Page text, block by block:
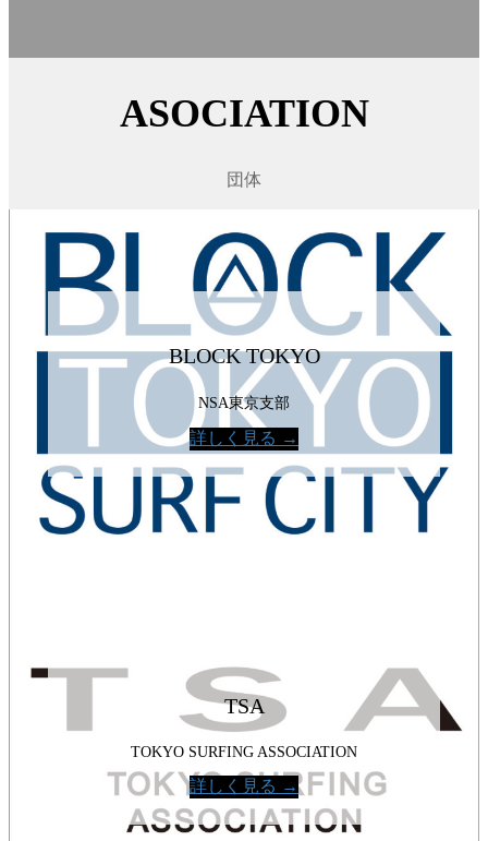
ASOCIATION
団体
BLOCK TOKYO
NSA東京支部
詳しく見る →
TSA
TOKYO SURFING ASSOCIATION
詳しく見る →